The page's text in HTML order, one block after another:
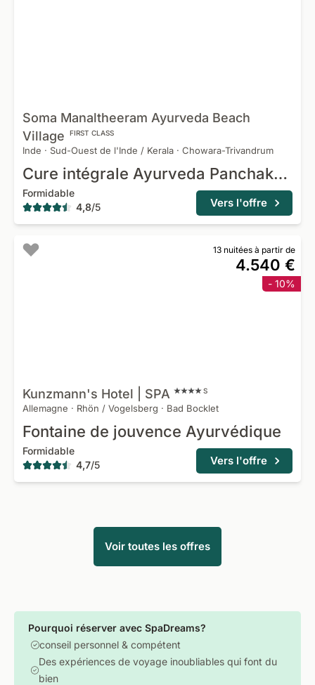
Soma Manaltheeram Ayurveda Beach
Village
FIRST CLASS
Inde · Sud-Ouest de l'Inde / Kerala · Chowara-Trivandrum
Cure intégrale Ayurveda Panchakarma & Rasayana
Formidable
4,8/5 Vers l'offre
13 nuitées à partir de
4.540 €
- 10%
Kunzmann's Hotel | SPA S
Allemagne · Rhön / Vogelsberg · Bad Bocklet
Fontaine de jouvence Ayurvédique
Formidable
4,7/5 Vers l'offre
Voir toutes les offres
Pourquoi réserver avec SpaDreams?
conseil personnel & compétent
Des expériences de voyage inoubliables qui font du
bien